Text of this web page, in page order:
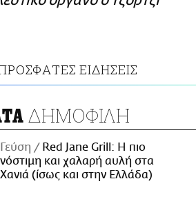
ΕΙΔΗΣΕΙΣ
ΔΗΜΟΦΙΛΗ
Γεύση
Red Jane Grill: Η πιο
νόστιμη και χαλαρή αυλή στα
Χανιά (ίσως και στην Ελλάδα)